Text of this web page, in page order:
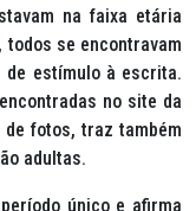
na faixa etária
todos se encontravam
de estímulo à escrita.
no site da
de fotos, traz também
adultas.
único e afirma